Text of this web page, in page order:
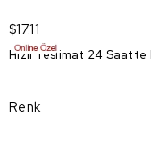
$17.11
Hızlı Teslimat 24 Saatte
Renk